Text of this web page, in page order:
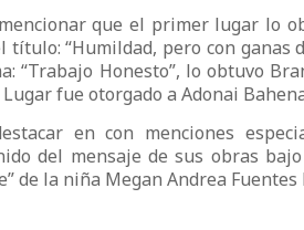
que el primer lugar lo
título: “Humildad, pero con ganas
“Trabajo Honesto”, lo obtuvo
fue otorgado a Adonai
en con menciones
del mensaje de sus obras
de la niña Megan Andrea Fuentes